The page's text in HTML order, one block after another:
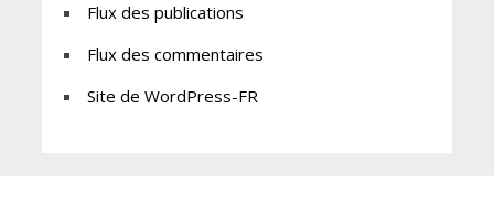
Flux des publications
Flux des commentaires
Site de WordPress-FR